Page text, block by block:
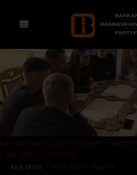
Kanister Bars | Lars Kollmann |
| Tel.: 0151 / 22375116
Kick Mich